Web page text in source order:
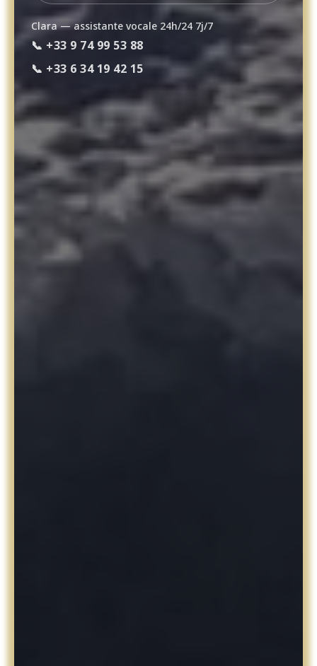
Clara — assistante vocale 24h/24 7j/7
📞 +33 9 74 99 53 88
📞 +33 6 34 19 42 15